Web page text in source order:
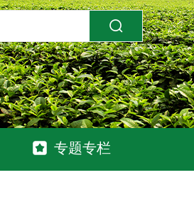
专题专栏